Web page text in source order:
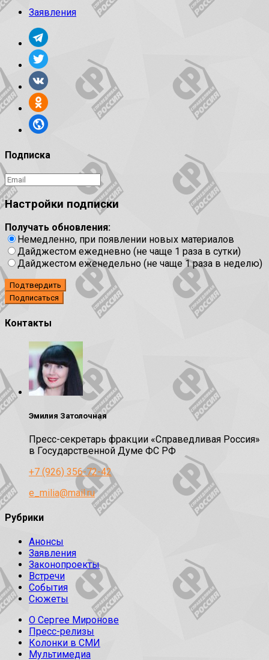
Заявления
Подписка
Настройки подписки
Получать обновления:
Немедленно, при появлении новых материалов
Дайджестом ежедневно (не чаще 1 раза в сутки)
Дайджестом еженедельно (не чаще 1 раза в неделю)
Подтвердить
Контакты
Эмилия Затолочная
Пресс-секретарь фракции «Справедливая Россия»
в Государственной Думе ФС РФ
+7 (926) 356-72-42
e_milia@mail.ru
Рубрики
Анонсы
Заявления
Законопроекты
Встречи
События
Сюжеты
О Сергее Миронове
Пресс-релизы
Колонки в СМИ
Мультимедиа